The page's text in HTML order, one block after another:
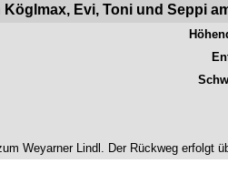
Evi, Toni und Seppi
Weyarner Lindl. Der Rückweg erfolgt